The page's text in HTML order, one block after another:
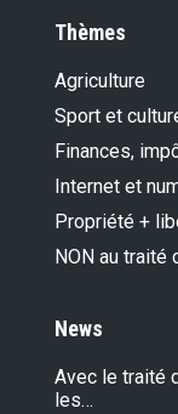
Thèmes
Agriculture
Sport et
Finances,
Internet et
Propriété +
NON au traité
News
Avec le traité
les…